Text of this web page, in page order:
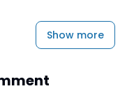
Show more